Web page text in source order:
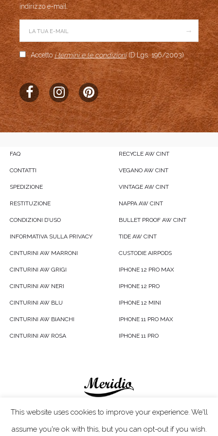
indirizzo e-mail.
→
Accetto i termini e le condizioni(D.Lgs. 196/2003)
FAQ
CONTATTI
SPEDIZIONE
RESTITUZIONE
CONDIZIONI D’USO
INFORMATIVA SULLA PRIVACY
CINTURINI AW MARRONI
CINTURINI AW GRIGI
CINTURINI AW NERI
CINTURINI AW BLU
CINTURINI AW BIANCHI
CINTURINI AW ROSA
RECYCLE AW CINT
VEGANO AW CINT
VINTAGE AW CINT
NAPPA AW CINT
BULLET PROOF AW CINT
TIDE AW CINT
CUSTODIE AIRPODS
IPHONE 12 PRO MAX
IPHONE 12 PRO
IPHONE 12 MINI
IPHONE 11 PRO MAX
IPHONE 11 PRO
Meridio LTD © 2020
Servizio Clienti - In caso di problemi non esitare a
This website uses cookies to improve your experience. We'll
assume you're ok with this, but you can opt-out if you wish.